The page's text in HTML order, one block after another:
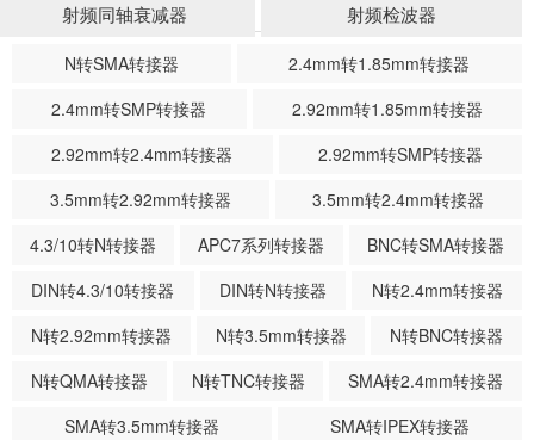
射频同轴衰减器 射频检波器
N转SMA转接器
2.4mm转1.85mm转接器
2.4mm转SMP转接器
2.92mm转1.85mm转接器
2.92mm转2.4mm转接器
2.92mm转SMP转接器
3.5mm转2.92mm转接器
3.5mm转2.4mm转接器
4.3/10转N转接器
APC7系列转接器
BNC转SMA转接器
DIN转4.3/10转接器
DIN转N转接器
N转2.4mm转接器
N转2.92mm转接器
N转3.5mm转接器
N转BNC转接器
N转QMA转接器
N转TNC转接器
SMA转2.4mm转接器
SMA转3.5mm转接器
SMA转IPEX转接器